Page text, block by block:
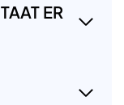
ER